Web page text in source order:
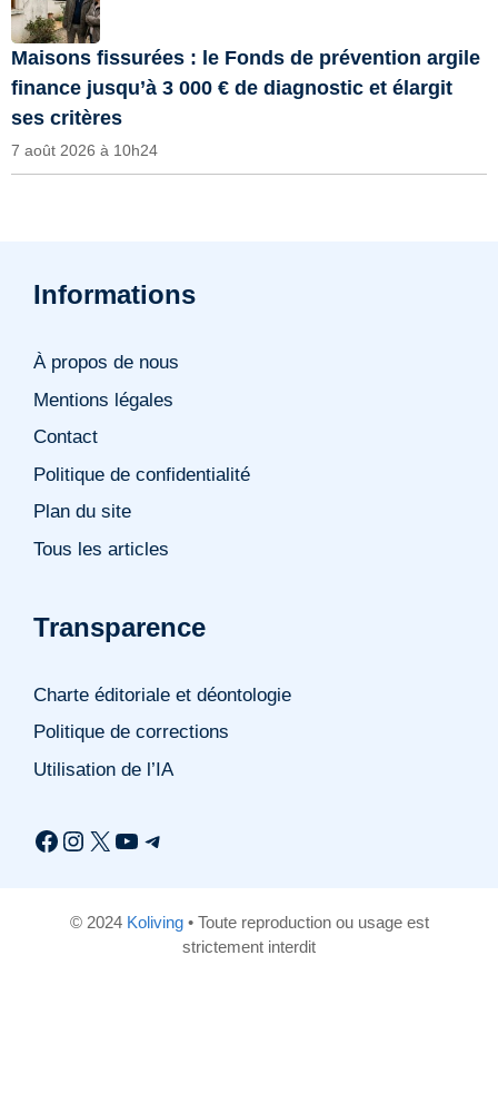
Maisons fissurées : le Fonds de prévention argile
finance jusqu’à 3 000 € de diagnostic et élargit
ses critères
7 août 2026 à 10h24
Informations
À propos de nous
Mentions légales
Contact
Politique de confidentialité
Plan du site
Tous les articles
Transparence
Charte éditoriale et déontologie
Politique de corrections
Utilisation de l’IA
Facebook
Instagram
X YouTube
Telegram
© 2024 Koliving• Toute reproduction ou usage est
strictement interdit